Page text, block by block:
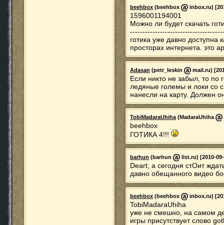
beehbox (beehbox inbox.ru)
1596001194001
Можно ли будет скачать
готика уже давно доступна
просторах интернета. это
Adasan (petr_leskin mail.ru)
Если никто не забыл, то по
ледяные големы и локи со
нанесли на карту. Должен
TobiMadaraUhiha(MadaraUhiha
beehbox
ГОТИКА 4!!!
barhun (barhun list.ru) [2010-
Deart, а сегодня стОит
давно обещанного видео
beehbox (beehbox inbox.ru)
TobiMadaraUhiha
уже не смешно, на самом
игры присутствует слово